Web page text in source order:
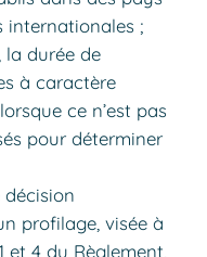
internationales ;
la durée de
à caractère
ce n’est pas
pour déterminer
décision
profilage, visée à
et 4 du Règlement,